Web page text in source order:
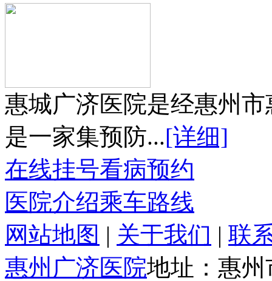
惠城广济医院是经惠州
是一家集预防...[详细]
在线挂号看病预约
医院介绍乘车路线
网站地图 | 关于我们 | 联
惠州广济医院地址：惠